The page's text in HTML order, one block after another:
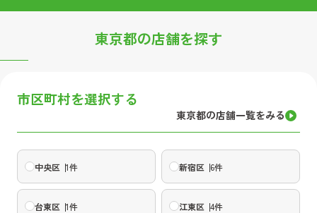
東京都の店舗を探す
市区町村を選択する
東京都の店舗一覧をみる
中央区 1件 新宿区 6件
台東区 1件 江東区 4件